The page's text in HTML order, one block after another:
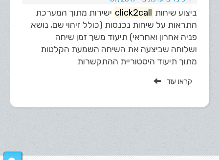
ביצוע שיחות click2call ישירות מתוך המערכת
התראות על שיחות נכנסות (כולל זיהוי שם, נושא
פניה אחרון ואחראי) תיעוד משך זמן שיחה
ושלוחה שביצעה את השיחה השמעת הקלטות
מתוך תיעוד היסטוריית ההתקשרות
קראו עוד